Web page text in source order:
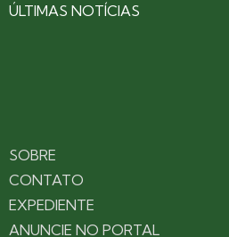
ÚLTIMAS NOTÍCIAS
SOBRE
CONTATO
EXPEDIENTE
ANUNCIE NO PORTAL